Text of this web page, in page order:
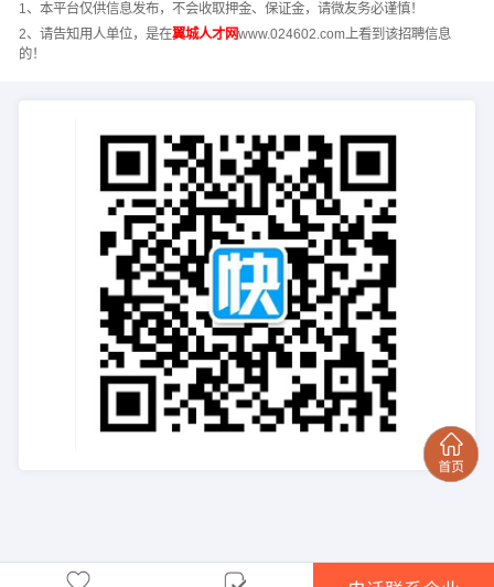
1、本平台仅供信息发布，不会收取押金、保证金，请微友务必谨慎！
2、请告知用人单位，是在翼城人才网www.024602.com上看到该招聘信息
的！